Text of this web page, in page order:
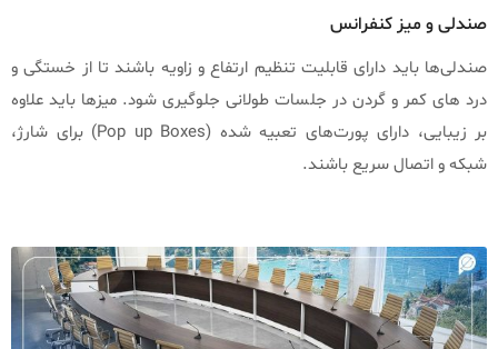
صندلی و میز کنفرانس
صندلی‌ها باید دارای قابلیت تنظیم ارتفاع و زاویه باشند تا از خستگی و
درد های کمر و گردن در جلسات طولانی جلوگیری شود. میزها باید علاوه
بر زیبایی، دارای پورت‌های تعبیه شده (Pop up Boxes) برای شارژ،
شبکه و اتصال سریع باشند.